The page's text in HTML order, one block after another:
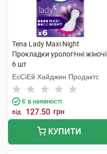
Tena Lady Maxi Night
Прокладки урологічні жіночі
6 шт
ЕсСіЕй Хайджин Продактс
Є в наявності
від 127.50 грн
КУПИТИ